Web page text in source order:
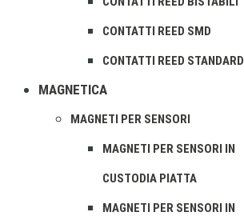
CONTATTI REED SMD
CONTATTI REED STANDARD
MAGNETICA
MAGNETI PER SENSORI
MAGNETI PER SENSORI IN
CUSTODIA PIATTA
MAGNETI PER SENSORI IN